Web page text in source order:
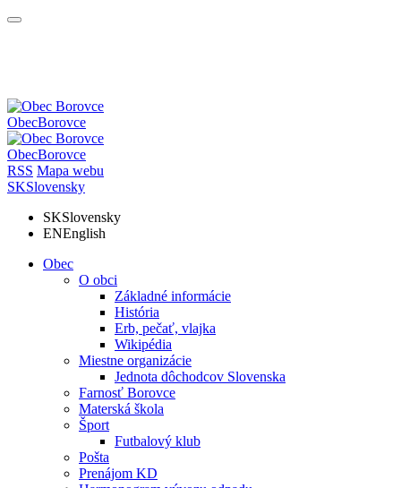
ObecBorovce
ObecBorovce
RSS Mapa webu
SKSlovensky
SKSlovensky
ENEnglish
Obec
O obci
Základné informácie
História
Erb, pečať, vlajka
Wikipédia
Miestne organizácie
Jednota dôchodcov Slovenska
Farnosť Borovce
Materská škola
Šport
Futbalový klub
Pošta
Prenájom KD